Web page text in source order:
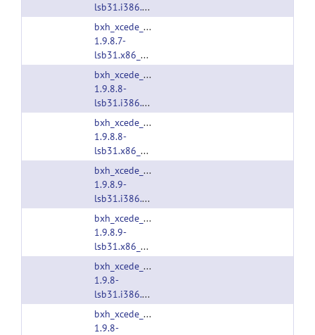
lsb31.i386.tgz
bxh_xcede_tools-
1.9.8.7-
lsb31.x86_64.tgz
bxh_xcede_tools-
1.9.8.8-
lsb31.i386.tgz
bxh_xcede_tools-
1.9.8.8-
lsb31.x86_64.tgz
bxh_xcede_tools-
1.9.8.9-
lsb31.i386.tgz
bxh_xcede_tools-
1.9.8.9-
lsb31.x86_64.tgz
bxh_xcede_tools-
1.9.8-
lsb31.i386.tgz
bxh_xcede_tools-
1.9.8-